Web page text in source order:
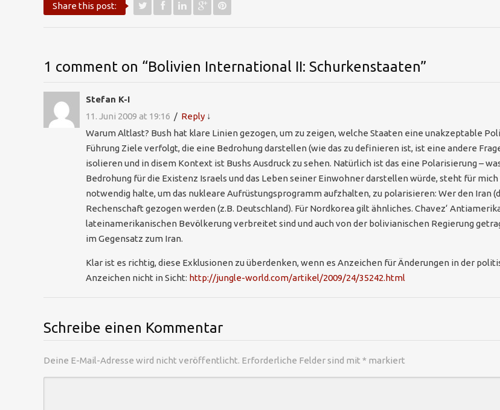
Share this post:
1 comment on “Bolivien International II: Schurkenstaaten”
Stefan K-I
11. Juni 2009 at 19:16
Reply ↓
Warum Altlast? Bush hat klare Linien gezogen, um zu zeigen, welche Staaten eine unakzeptable
Führung Ziele verfolgt, die eine Bedrohung darstellen (wie das zu definieren ist, ist eine andere
isolieren und in disem Kontext ist Bushs Ausdruck zu sehen. Natürlich ist das eine Polarisierung –
Bedrohung für die Existenz Israels und das Leben seiner Einwohner darstellen würde, steht für
notwendig halte, um das nukleare Aufrüstungsprogramm aufzhalten, zu polarisieren: Wer den Iran
Rechenschaft gezogen werden (z.B. Deutschland). Für Nordkorea gilt ähnliches. Chavez‘
lateinamerikanischen Bevölkerung verbreitet sind und auch von der bolivianischen Regierung
im Gegensatz zum Iran.
Klar ist es richtig, diese Exklusionen zu überdenken, wenn es Anzeichen für Änderungen in der
Anzeichen nicht in Sicht: http://jungle-world.com/artikel/2009/24/35242.html
Schreibe einen Kommentar
Deine E-Mail-Adresse wird nicht veröffentlicht. Erforderliche Felder sind mit * markiert